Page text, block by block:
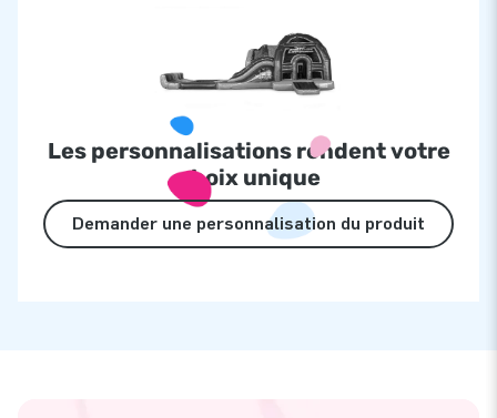
Les personnalisations rendent votre
choix unique
Demander une personnalisation du produit